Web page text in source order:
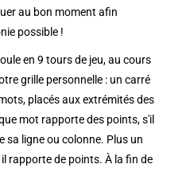
au bon moment afin
possible !
en 9 tours de jeu, au cours
grille personnelle : un carré
placés aux extrémités des
mot rapporte des points, s'il
sa ligne ou colonne. Plus un
rapporte de points. À la fin de